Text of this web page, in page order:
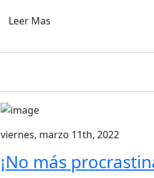
Leer Mas
viernes, marzo 11th, 2022
¡No más